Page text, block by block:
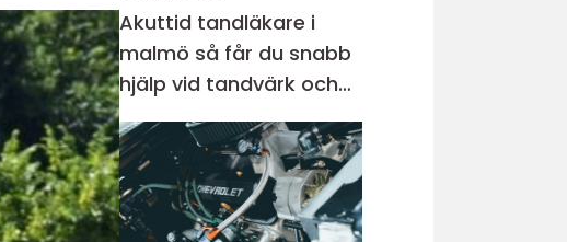
Akuttid tandläkare i
malmö så får du snabb
hjälp vid tandvärk och
skador